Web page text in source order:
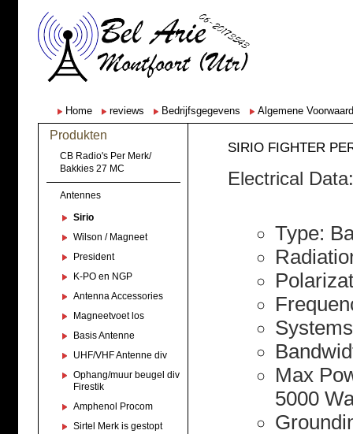
Home reviews Bedrijfsgegevens Algemene
Produkten
CB Radio's Per Merk/
Bakkies 27 MC
Antennes
Sirio
Wilson / Magneet
President
K-PO en NGP
Antenna Accessories
Magneetvoet los
Basis Antenne
UHF/VHF Antenne div
Ophang/muur beugel div
Firestik
Amphenol Procom
Sirtel Merk is gestopt
SIRIO FIGHTER
Electrical Data:
Type:
Max
5000